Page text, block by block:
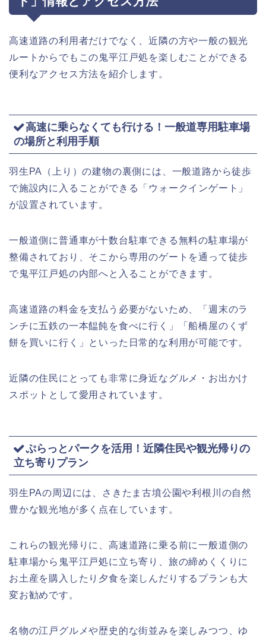
高速道路の利用者だけでなく、近隣の方や一般の観光
ルートからでもこの鬼平江戸処を楽しむことができる
便利なアクセス方法を紹介します。
高速に乗らなくても行ける！一般道専用駐車場
の場所と利用手順
羽生PA（上り）の建物の裏側には、一般道路から徒歩
で施設内に入ることができる「ウォークインゲート」
が設置されています。
一般道側に普通車が十数台駐車できる無料の駐車場が
整備されており、そこから専用のゲートを通って徒歩
で鬼平江戸処の内部へと入ることができます。
高速道路の料金を支払う必要がないため、「週末のラ
ンチに五鉄の一本饂飩を食べに行く」「船橋屋のくず
餅を買いに行く」といった日常的な利用が可能です。
近隣の住民にとっても非常に身近なグルメ・お出かけ
スポットとして愛用されています。
ぷらっとパークを活用！近隣住民や観光帰りの
立ち寄りプラン
羽生PAの周辺には、さきたま古墳公園や利根川の自然
豊かな観光地が多く点在しています。
これらの観光帰りに、高速道路に乗る前に一般道側の
駐車場から鬼平江戸処に立ち寄り、旅の締めくくりに
お土産を購入したり夕食を楽しんだりするプランも大
変お勧めです。
名物の江戸グルメや歴史的な街並みを楽しみつつ、ゆ